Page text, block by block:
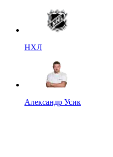
НХЛ
Александр Усик